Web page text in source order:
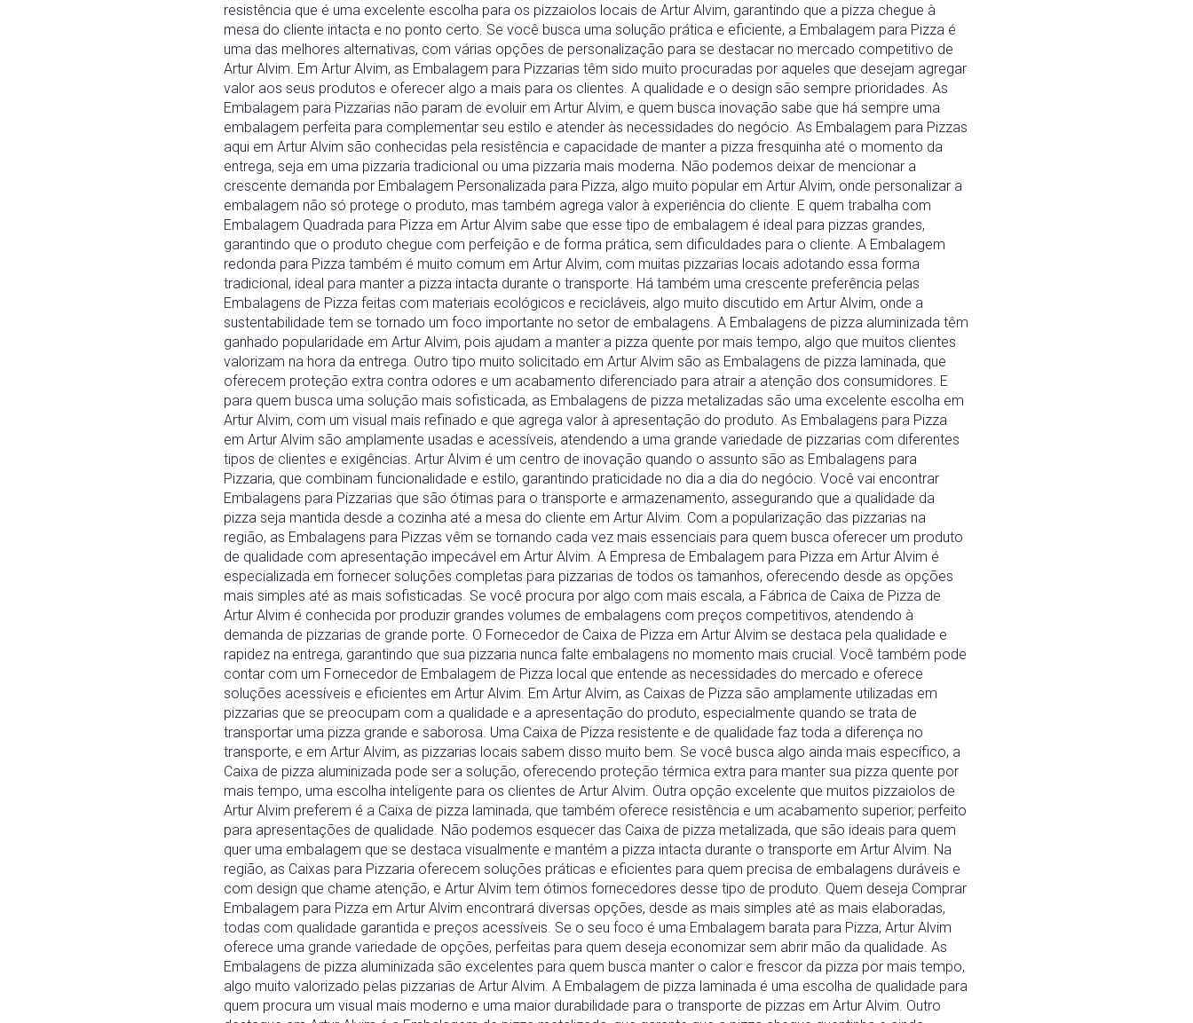
resistência que é uma excelente escolha para os pizzaiolos locais de Artur Alvim, garantindo que a pizza chegue à
mesa do cliente intacta e no ponto certo. Se você busca uma solução prática e eficiente, a Embalagem para Pizza é
uma das melhores alternativas, com várias opções de personalização para se destacar no mercado competitivo de
Artur Alvim. Em Artur Alvim, as Embalagem para Pizzarias têm sido muito procuradas por aqueles que desejam agregar
valor aos seus produtos e oferecer algo a mais para os clientes. A qualidade e o design são sempre prioridades. As
Embalagem para Pizzarias não param de evoluir em Artur Alvim, e quem busca inovação sabe que há sempre uma
embalagem perfeita para complementar seu estilo e atender às necessidades do negócio. As Embalagem para Pizzas
aqui em Artur Alvim são conhecidas pela resistência e capacidade de manter a pizza fresquinha até o momento da
entrega, seja em uma pizzaria tradicional ou uma pizzaria mais moderna. Não podemos deixar de mencionar a
crescente demanda por Embalagem Personalizada para Pizza, algo muito popular em Artur Alvim, onde personalizar a
embalagem não só protege o produto, mas também agrega valor à experiência do cliente. E quem trabalha com
Embalagem Quadrada para Pizza em Artur Alvim sabe que esse tipo de embalagem é ideal para pizzas grandes,
garantindo que o produto chegue com perfeição e de forma prática, sem dificuldades para o cliente. A Embalagem
redonda para Pizza também é muito comum em Artur Alvim, com muitas pizzarias locais adotando essa forma
tradicional, ideal para manter a pizza intacta durante o transporte. Há também uma crescente preferência pelas
Embalagens de Pizza feitas com materiais ecológicos e recicláveis, algo muito discutido em Artur Alvim, onde a
sustentabilidade tem se tornado um foco importante no setor de embalagens. A Embalagens de pizza aluminizada têm
ganhado popularidade em Artur Alvim, pois ajudam a manter a pizza quente por mais tempo, algo que muitos clientes
valorizam na hora da entrega. Outro tipo muito solicitado em Artur Alvim são as Embalagens de pizza laminada, que
oferecem proteção extra contra odores e um acabamento diferenciado para atrair a atenção dos consumidores. E
para quem busca uma solução mais sofisticada, as Embalagens de pizza metalizadas são uma excelente escolha em
Artur Alvim, com um visual mais refinado e que agrega valor à apresentação do produto. As Embalagens para Pizza
em Artur Alvim são amplamente usadas e acessíveis, atendendo a uma grande variedade de pizzarias com diferentes
tipos de clientes e exigências. Artur Alvim é um centro de inovação quando o assunto são as Embalagens para
Pizzaria, que combinam funcionalidade e estilo, garantindo praticidade no dia a dia do negócio. Você vai encontrar
Embalagens para Pizzarias que são ótimas para o transporte e armazenamento, assegurando que a qualidade da
pizza seja mantida desde a cozinha até a mesa do cliente em Artur Alvim. Com a popularização das pizzarias na
região, as Embalagens para Pizzas vêm se tornando cada vez mais essenciais para quem busca oferecer um produto
de qualidade com apresentação impecável em Artur Alvim. A Empresa de Embalagem para Pizza em Artur Alvim é
especializada em fornecer soluções completas para pizzarias de todos os tamanhos, oferecendo desde as opções
mais simples até as mais sofisticadas. Se você procura por algo com mais escala, a Fábrica de Caixa de Pizza de
Artur Alvim é conhecida por produzir grandes volumes de embalagens com preços competitivos, atendendo à
demanda de pizzarias de grande porte. O Fornecedor de Caixa de Pizza em Artur Alvim se destaca pela qualidade e
rapidez na entrega, garantindo que sua pizzaria nunca falte embalagens no momento mais crucial. Você também pode
contar com um Fornecedor de Embalagem de Pizza local que entende as necessidades do mercado e oferece
soluções acessíveis e eficientes em Artur Alvim. Em Artur Alvim, as Caixas de Pizza são amplamente utilizadas em
pizzarias que se preocupam com a qualidade e a apresentação do produto, especialmente quando se trata de
transportar uma pizza grande e saborosa. Uma Caixa de Pizza resistente e de qualidade faz toda a diferença no
transporte, e em Artur Alvim, as pizzarias locais sabem disso muito bem. Se você busca algo ainda mais específico, a
Caixa de pizza aluminizada pode ser a solução, oferecendo proteção térmica extra para manter sua pizza quente por
mais tempo, uma escolha inteligente para os clientes de Artur Alvim. Outra opção excelente que muitos pizzaiolos de
Artur Alvim preferem é a Caixa de pizza laminada, que também oferece resistência e um acabamento superior, perfeito
para apresentações de qualidade. Não podemos esquecer das Caixa de pizza metalizada, que são ideais para quem
quer uma embalagem que se destaca visualmente e mantém a pizza intacta durante o transporte em Artur Alvim. Na
região, as Caixas para Pizzaria oferecem soluções práticas e eficientes para quem precisa de embalagens duráveis e
com design que chame atenção, e Artur Alvim tem ótimos fornecedores desse tipo de produto. Quem deseja Comprar
Embalagem para Pizza em Artur Alvim encontrará diversas opções, desde as mais simples até as mais elaboradas,
todas com qualidade garantida e preços acessíveis. Se o seu foco é uma Embalagem barata para Pizza, Artur Alvim
oferece uma grande variedade de opções, perfeitas para quem deseja economizar sem abrir mão da qualidade. As
Embalagens de pizza aluminizada são excelentes para quem busca manter o calor e frescor da pizza por mais tempo,
algo muito valorizado pelas pizzarias de Artur Alvim. A Embalagem de pizza laminada é uma escolha de qualidade para
quem procura um visual mais moderno e uma maior durabilidade para o transporte de pizzas em Artur Alvim. Outro